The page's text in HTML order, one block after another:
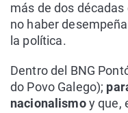
más de dos
no haber
la política.
Dentro del BNG
do Povo Galego);
nacionalismoy que,